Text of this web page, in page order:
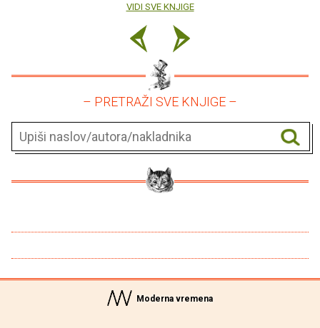
VIDI SVE KNJIGE
– PRETRAŽI SVE KNJIGE –
Moderna vremena